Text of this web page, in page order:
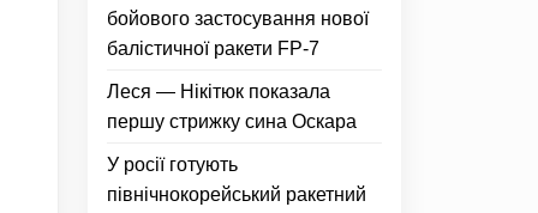
бойового застосування нової
балістичної ракети FP-7
Леся — Нікітюк показала
першу стрижку сина Оскара
У росії готують
північнокорейський ракетний